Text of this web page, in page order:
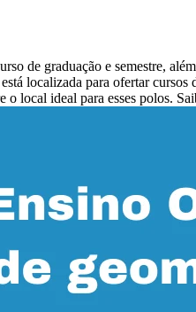
de graduação e semestre,
está localizada para ofertar cursos
local ideal para esses polos.